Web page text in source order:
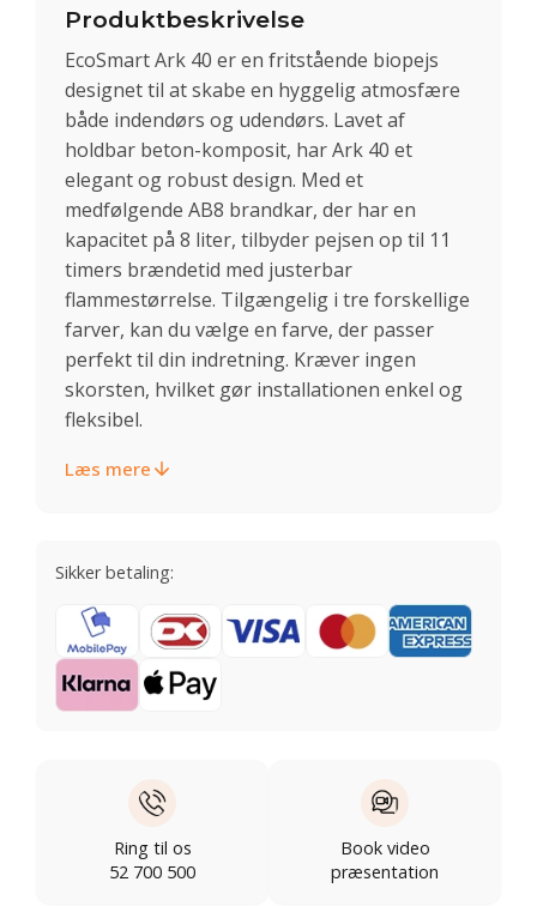
Produktbeskrivelse
EcoSmart Ark 40 er en fritstående biopejs
designet til at skabe en hyggelig atmosfære
både indendørs og udendørs. Lavet af
holdbar beton-komposit, har Ark 40 et
elegant og robust design. Med et
medfølgende AB8 brandkar, der har en
kapacitet på 8 liter, tilbyder pejsen op til 11
timers brændetid med justerbar
flammestørrelse. Tilgængelig i tre forskellige
farver, kan du vælge en farve, der passer
perfekt til din indretning. Kræver ingen
skorsten, hvilket gør installationen enkel og
fleksibel.
Læs mere
Sikker betaling:
Ring til os
52 700 500
Book video
præsentation